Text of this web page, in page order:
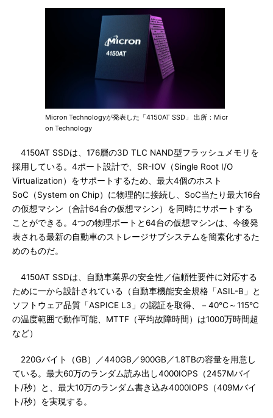
Micron Technologyが発表した「4150AT SSD」 出所：Micr
on Technology
4150AT SSDは、176層の3D TLC NAND型フラッシュメモリを
採用している。4ポート設計で、SR-IOV（Single Root I/O
Virtualization）をサポートするため、最大4個のホスト
SoC（System on Chip）に物理的に接続し、SoC当たり最大16台
の仮想マシン（合計64台の仮想マシン）を同時にサポートする
ことができる。4つの物理ポートと64台の仮想マシンは、今後発
表される最新の自動車のストレージサブシステムを簡素化するた
めのものだ。
4150AT SSDは、自動車業界の安全性／信頼性要件に対応する
ために一から設計されている（自動車機能安全規格「ASIL-B」と
ソフトウェア品質「ASPICE L3」の認証を取得、－40℃～115℃
の温度範囲で動作可能、MTTF（平均故障時間）は1000万時間超
など）
220Gバイト（GB）／440GB／900GB／1.8TBの容量を用意し
ている。最大60万のランダム読み出し4000IOPS（2457Mバイ
ト/秒）と、最大10万のランダム書き込み4000IOPS（409Mバイ
ト/秒）を実現する。